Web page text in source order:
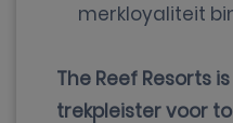
merkloyaliteit
The Reef Resorts
trekpleister voor